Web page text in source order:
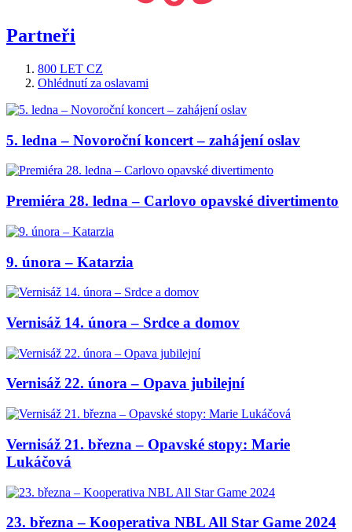
Partneři
800 LET CZ
Ohlédnutí za oslavami
5. ledna – Novoroční koncert – zahájení oslav
Premiéra 28. ledna – Carlovo opavské divertimento
9. února – Katarzia
Vernisáž 14. února – Srdce a domov
Vernisáž 22. února – Opava jubilejní
Vernisáž 21. března – Opavské stopy: Marie
Lukáčová
23. března – Kooperativa NBL All Star Game 2024